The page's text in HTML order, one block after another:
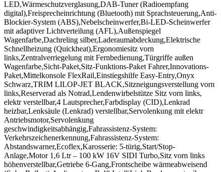
LED,Wärmeschutzverglasung,DAB-Tuner (Radioempfang
digital),Freisprecheinrichtung (Bluetooth) mit Sprachsteuerung,Anti-
Blockier-System (ABS),Nebelscheinwerfer,Bi-LED-Scheinwerfer
mit adaptiver Lichtverteilung (AFL),Außenspiegel
Wagenfarbe,Dachreling silber,Laderaumabdeckung,Elektrische
Schnellheizung (Quickheat),Ergonomiesitz vorn
links,Zentralverriegelung mit Fernbedienung,Türgriffe außen
Wagenfarbe,Sicht-Paket,Sitz-Funktions-Paket Fahrer,Innovations-
Paket,Mittelkonsole FlexRail,Einstiegshilfe Easy-Entry,Onyx
Schwarz,TRIM LILOP-JET BLACK,Sitzneigungsverstellung vorn
links,Reserverad als Notrad,Lendenwirbelstütze Sitz vorn links,
elektr verstellbar,4 Lautsprecher,Farbdisplay (CID),Lenkrad
heizbar,Lenksäule (Lenkrad) verstellbar,Servolenkung mit elektr
Antriebsmotor,Servolenkung
geschwindigkeitsabhängig,Fahrassistenz-System:
Verkehrszeichenerkennung,Fahrassistenz-System:
Abstandswarner,Ecoflex,Karosserie: 5-türig,Start/Stop-
Anlage,Motor 1,6 Ltr – 100 kW 16V SIDI Turbo,Sitz vorn links
höhenverstellbar,Getriebe 6-Gang,Frontscheibe wärmeabweisend